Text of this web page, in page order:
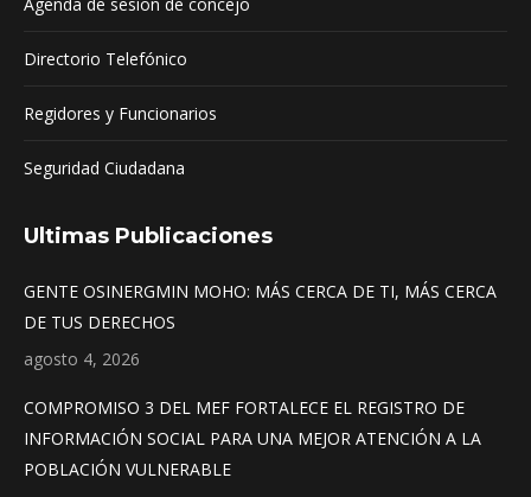
Directorio Telefónico
Regidores y Funcionarios
Seguridad Ciudadana
Ultimas Publicaciones
GENTE OSINERGMIN MOHO: MÁS CERCA DE TI, MÁS CERCA
DE TUS DERECHOS
agosto 4, 2026
COMPROMISO 3 DEL MEF FORTALECE EL REGISTRO DE
INFORMACIÓN SOCIAL PARA UNA MEJOR ATENCIÓN A LA
POBLACIÓN VULNERABLE